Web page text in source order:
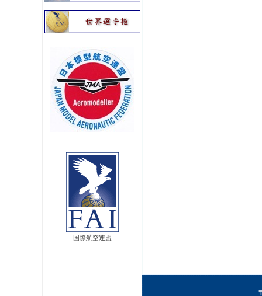
国際航空連盟